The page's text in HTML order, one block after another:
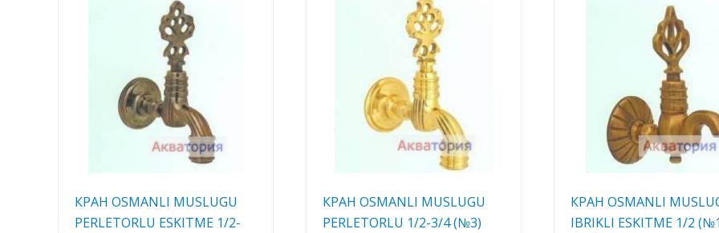
КРАН OSMANLI MUSLUGU
PERLETORLU ESKITME 1/2-
КРАН OSMANLI MUSLUGU
PERLETORLU 1/2-3/4 (№3)
КРАН OSMANLI
IBRIKLI ESKITME 1/2